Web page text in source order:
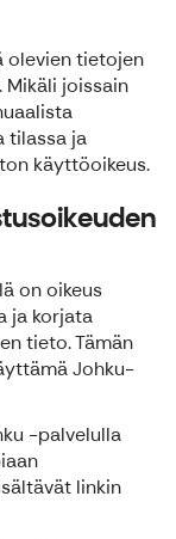
olevien tietojen
joissain
tilassa ja
käyttöoikeus.
on oikeus
ja korjata
tieto. Tämän
Johku-
-palvelulla
linkin